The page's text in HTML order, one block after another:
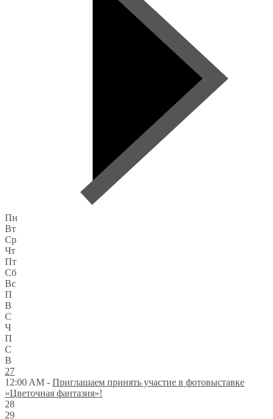
Пн
Вт
Ср
Чт
Пт
Сб
Вс
П
В
С
Ч
П
С
В
27
12:00 AM - Приглашаем принять участие в фотовыставке
«Цветочная фантазия»!
28
29